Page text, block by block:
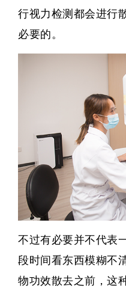
行视力检测都会进行
必要的。
不过有必要并不代表
段时间看东西模糊不
物功效散去之前，这